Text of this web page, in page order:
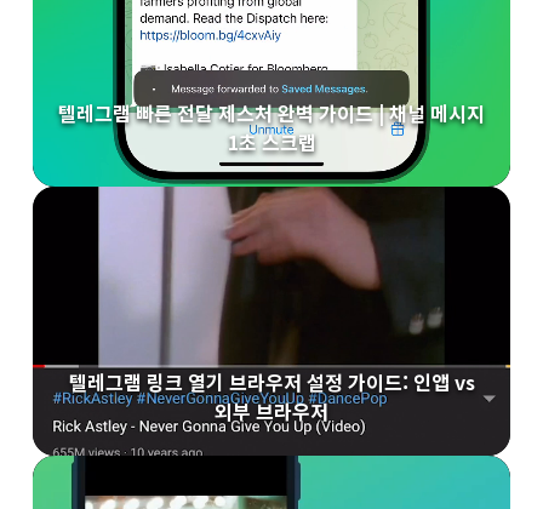
텔레그램 빠른 전달 제스처 완벽 가이드 | 채널 메시지
1초 스크랩
텔레그램 링크 열기 브라우저 설정 가이드: 인앱 vs
외부 브라우저